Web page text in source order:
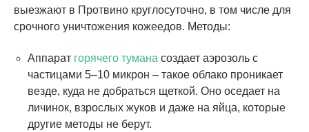
выезжают в Протвино круглосуточно, в том числе для
срочного уничтожения кожеедов. Методы:
Аппарат горячего тумана создает аэрозоль с
частицами 5–10 микрон – такое облако проникает
везде, куда не добраться щеткой. Оно оседает на
личинок, взрослых жуков и даже на яйца, которые
другие методы не берут.